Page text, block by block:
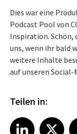
Dies war eine
Podcast Pool von
Inspiration. Schön,
uns, wenn ihr bald
weitere Inhalte
auf unseren Social-
Teilen in:
Share article on LinkedIn
LinkedIn
Share article on X